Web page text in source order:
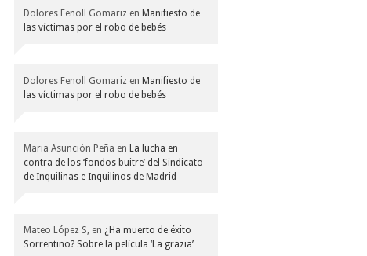
Dolores Fenoll Gomariz en Manifiesto de
las víctimas por el robo de bebés
Dolores Fenoll Gomariz en Manifiesto de
las víctimas por el robo de bebés
Maria Asunción Peña en La lucha en
contra de los ‘fondos buitre’ del Sindicato
de Inquilinas e Inquilinos de Madrid
Mateo López S, en ¿Ha muerto de éxito
Sorrentino? Sobre la película ‘La grazia’